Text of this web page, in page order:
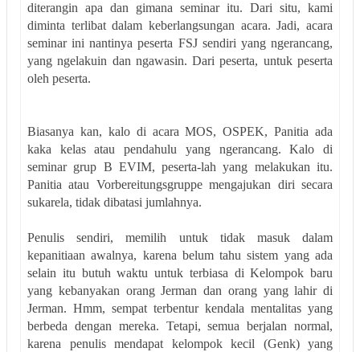
diterangin apa dan gimana seminar itu. Dari situ, kami
diminta terlibat dalam keberlangsungan acara. Jadi, acara
seminar ini nantinya peserta FSJ sendiri yang ngerancang,
yang ngelakuin dan ngawasin. Dari peserta, untuk peserta
oleh peserta.
Biasanya kan, kalo di acara MOS, OSPEK, Panitia ada
kaka kelas atau pendahulu yang ngerancang. Kalo di
seminar grup B EVIM, peserta-lah yang melakukan itu.
Panitia atau Vorbereitungsgruppe mengajukan diri secara
sukarela, tidak dibatasi jumlahnya.
Penulis sendiri, memilih untuk tidak masuk dalam
kepanitiaan awalnya, karena belum tahu sistem yang ada
selain itu butuh waktu untuk terbiasa di Kelompok baru
yang kebanyakan orang Jerman dan orang yang lahir di
Jerman. Hmm, sempat terbentur kendala mentalitas yang
berbeda dengan mereka. Tetapi, semua berjalan normal,
karena penulis mendapat kelompok kecil (Genk) yang